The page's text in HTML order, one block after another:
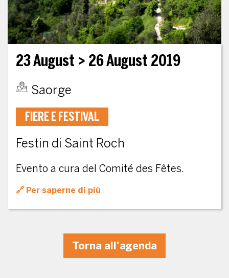
23 August > 26 August 2019
Saorge
FIERE E FESTIVAL
Festin di Saint Roch
Evento a cura del Comité des Fêtes.
Per saperne di più
Torna all'agenda